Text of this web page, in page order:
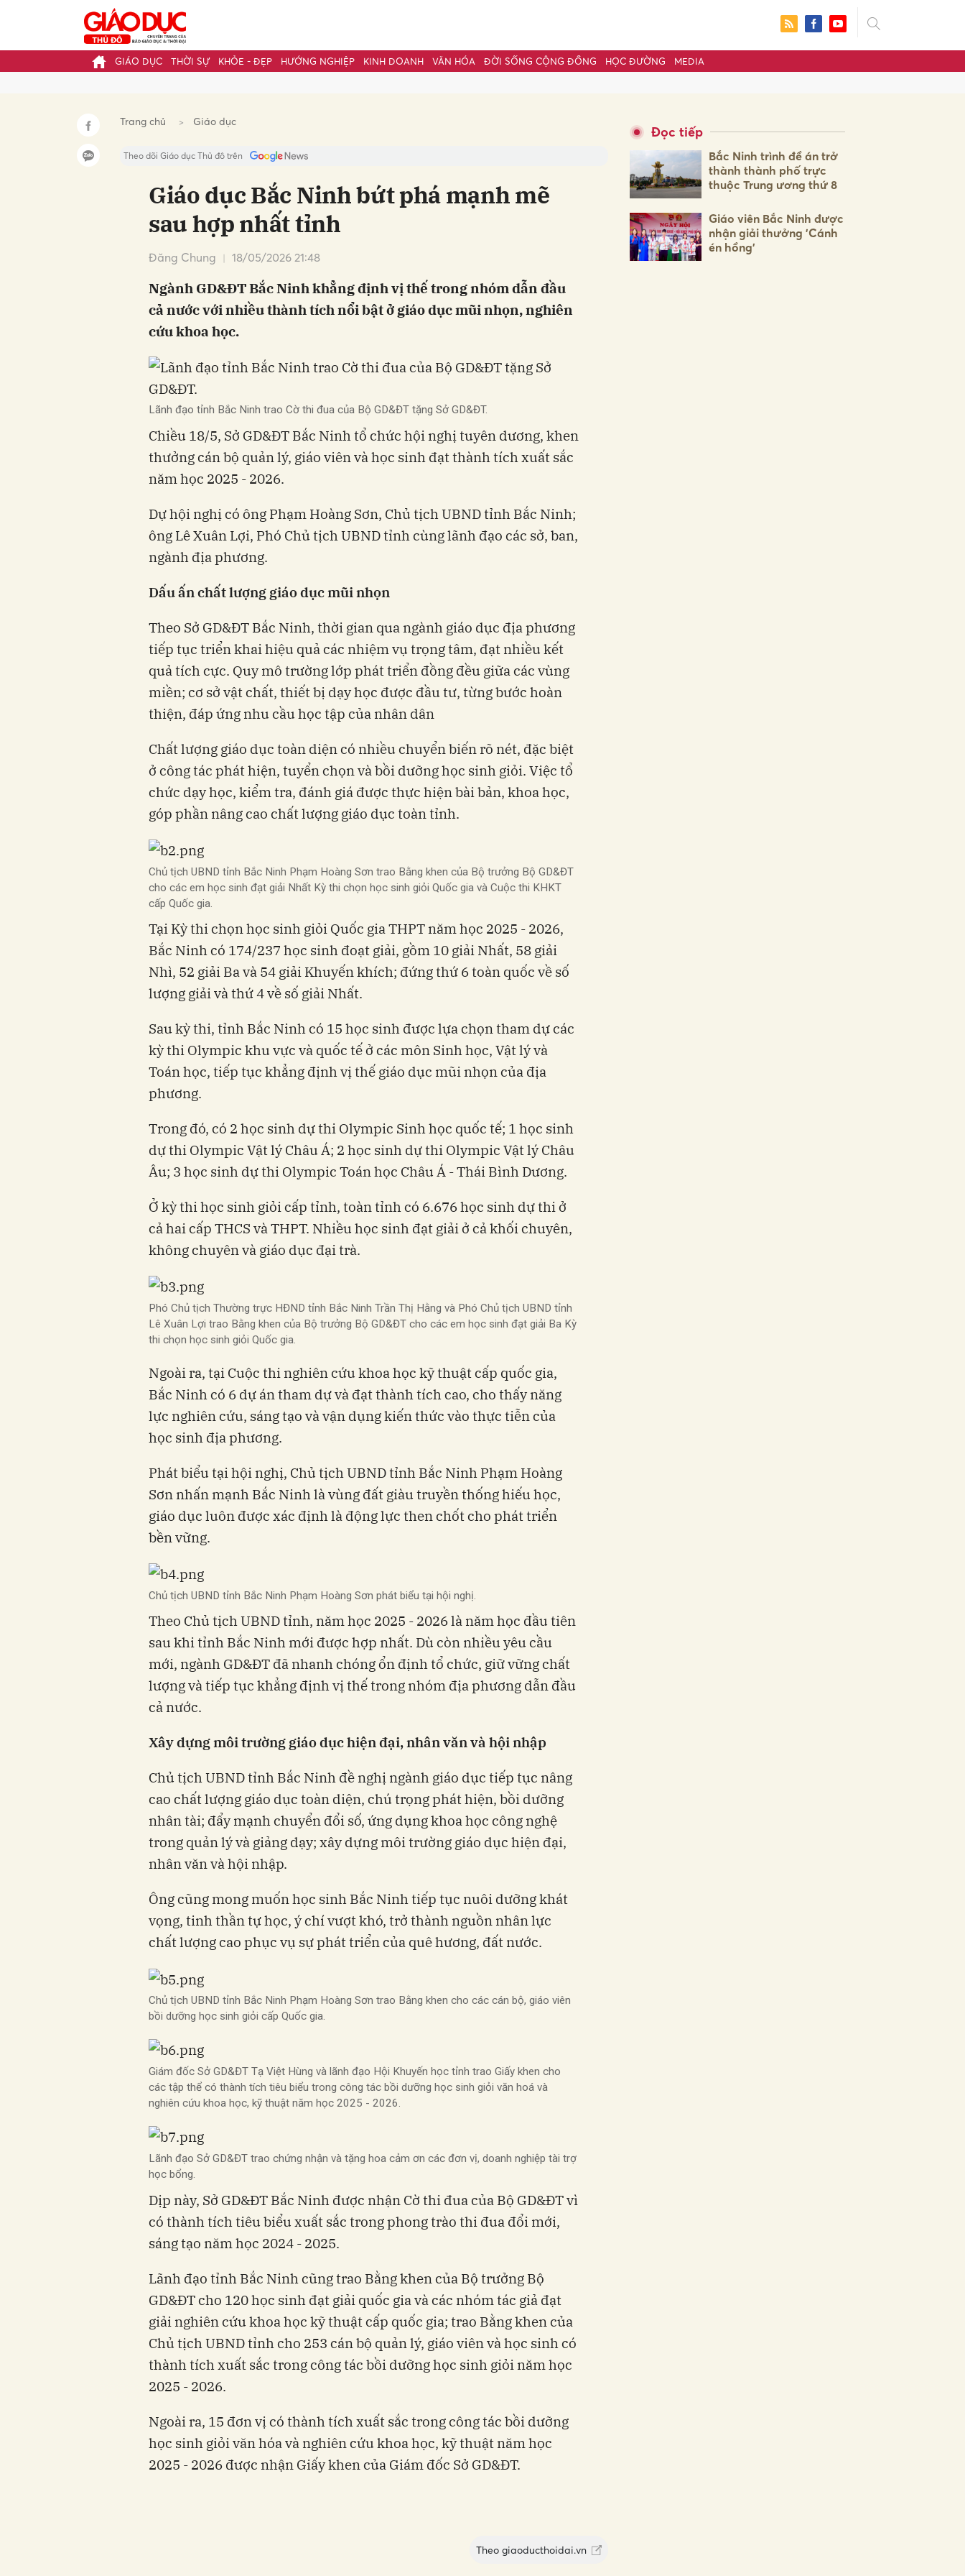
GIÁO DỤC THỜI SỰ KHỎE - ĐẸP HƯỚNG NGHIỆP KINH DOANH VĂN HÓA ĐỜI SỐNG CỘNG ĐỒNG HỌC ĐƯỜNG MEDIA
Trang chủ Giáo dục
Theo dõi Giáo dục Thủ đô trên
Giáo dục Bắc Ninh bứt phá mạnh mẽ
sau hợp nhất tỉnh
Đăng Chung 18/05/2026 21:48
Ngành GD&ĐT Bắc Ninh khẳng định vị thế trong nhóm dẫn đầu
cả nước với nhiều thành tích nổi bật ở giáo dục mũi nhọn, nghiên
cứu khoa học.
Lãnh đạo tỉnh Bắc Ninh trao Cờ thi đua của Bộ GD&ĐT tặng Sở GD&ĐT.
Chiều 18/5, Sở GD&ĐT Bắc Ninh tổ chức hội nghị tuyên dương, khen
thưởng cán bộ quản lý, giáo viên và học sinh đạt thành tích xuất sắc
năm học 2025 - 2026.
Dự hội nghị có ông Phạm Hoàng Sơn, Chủ tịch UBND tỉnh Bắc Ninh;
ông Lê Xuân Lợi, Phó Chủ tịch UBND tỉnh cùng lãnh đạo các sở, ban,
ngành địa phương.
Dấu ấn chất lượng giáo dục mũi nhọn
Theo Sở GD&ĐT Bắc Ninh, thời gian qua ngành giáo dục địa phương
tiếp tục triển khai hiệu quả các nhiệm vụ trọng tâm, đạt nhiều kết
quả tích cực. Quy mô trường lớp phát triển đồng đều giữa các vùng
miền; cơ sở vật chất, thiết bị dạy học được đầu tư, từng bước hoàn
thiện, đáp ứng nhu cầu học tập của nhân dân
Chất lượng giáo dục toàn diện có nhiều chuyển biến rõ nét, đặc biệt
ở công tác phát hiện, tuyển chọn và bồi dưỡng học sinh giỏi. Việc tổ
chức dạy học, kiểm tra, đánh giá được thực hiện bài bản, khoa học,
góp phần nâng cao chất lượng giáo dục toàn tỉnh.
Chủ tịch UBND tỉnh Bắc Ninh Phạm Hoàng Sơn trao Bằng khen của Bộ trưởng Bộ GD&ĐT
cho các em học sinh đạt giải Nhất Kỳ thi chọn học sinh giỏi Quốc gia và Cuộc thi KHKT
cấp Quốc gia.
Tại Kỳ thi chọn học sinh giỏi Quốc gia THPT năm học 2025 - 2026,
Bắc Ninh có 174/237 học sinh đoạt giải, gồm 10 giải Nhất, 58 giải
Nhì, 52 giải Ba và 54 giải Khuyến khích; đứng thứ 6 toàn quốc về số
lượng giải và thứ 4 về số giải Nhất.
Sau kỳ thi, tỉnh Bắc Ninh có 15 học sinh được lựa chọn tham dự các
kỳ thi Olympic khu vực và quốc tế ở các môn Sinh học, Vật lý và
Toán học, tiếp tục khẳng định vị thế giáo dục mũi nhọn của địa
phương.
Trong đó, có 2 học sinh dự thi Olympic Sinh học quốc tế; 1 học sinh
dự thi Olympic Vật lý Châu Á; 2 học sinh dự thi Olympic Vật lý Châu
Âu; 3 học sinh dự thi Olympic Toán học Châu Á - Thái Bình Dương.
Ở kỳ thi học sinh giỏi cấp tỉnh, toàn tỉnh có 6.676 học sinh dự thi ở
cả hai cấp THCS và THPT. Nhiều học sinh đạt giải ở cả khối chuyên,
không chuyên và giáo dục đại trà.
Phó Chủ tịch Thường trực HĐND tỉnh Bắc Ninh Trần Thị Hằng và Phó Chủ tịch UBND tỉnh
Lê Xuân Lợi trao Bằng khen của Bộ trưởng Bộ GD&ĐT cho các em học sinh đạt giải Ba Kỳ
thi chọn học sinh giỏi Quốc gia.
Ngoài ra, tại Cuộc thi nghiên cứu khoa học kỹ thuật cấp quốc gia,
Bắc Ninh có 6 dự án tham dự và đạt thành tích cao, cho thấy năng
lực nghiên cứu, sáng tạo và vận dụng kiến thức vào thực tiễn của
học sinh địa phương.
Phát biểu tại hội nghị, Chủ tịch UBND tỉnh Bắc Ninh Phạm Hoàng
Sơn nhấn mạnh Bắc Ninh là vùng đất giàu truyền thống hiếu học,
giáo dục luôn được xác định là động lực then chốt cho phát triển
bền vững.
Chủ tịch UBND tỉnh Bắc Ninh Phạm Hoàng Sơn phát biểu tại hội nghị.
Theo Chủ tịch UBND tỉnh, năm học 2025 - 2026 là năm học đầu tiên
sau khi tỉnh Bắc Ninh mới được hợp nhất. Dù còn nhiều yêu cầu
mới, ngành GD&ĐT đã nhanh chóng ổn định tổ chức, giữ vững chất
lượng và tiếp tục khẳng định vị thế trong nhóm địa phương dẫn đầu
cả nước.
Xây dựng môi trường giáo dục hiện đại, nhân văn và hội nhập
Chủ tịch UBND tỉnh Bắc Ninh đề nghị ngành giáo dục tiếp tục nâng
cao chất lượng giáo dục toàn diện, chú trọng phát hiện, bồi dưỡng
nhân tài; đẩy mạnh chuyển đổi số, ứng dụng khoa học công nghệ
trong quản lý và giảng dạy; xây dựng môi trường giáo dục hiện đại,
nhân văn và hội nhập.
Ông cũng mong muốn học sinh Bắc Ninh tiếp tục nuôi dưỡng khát
vọng, tinh thần tự học, ý chí vượt khó, trở thành nguồn nhân lực
chất lượng cao phục vụ sự phát triển của quê hương, đất nước.
Chủ tịch UBND tỉnh Bắc Ninh Phạm Hoàng Sơn trao Bằng khen cho các cán bộ, giáo viên
bồi dưỡng học sinh giỏi cấp Quốc gia.
Giám đốc Sở GD&ĐT Tạ Việt Hùng và lãnh đạo Hội Khuyến học tỉnh trao Giấy khen cho
các tập thể có thành tích tiêu biểu trong công tác bồi dưỡng học sinh giỏi văn hoá và
nghiên cứu khoa học, kỹ thuật năm học 2025 - 2026.
Lãnh đạo Sở GD&ĐT trao chứng nhận và tặng hoa cảm ơn các đơn vị, doanh nghiệp tài trợ
học bổng.
Dịp này, Sở GD&ĐT Bắc Ninh được nhận Cờ thi đua của Bộ GD&ĐT vì
có thành tích tiêu biểu xuất sắc trong phong trào thi đua đổi mới,
sáng tạo năm học 2024 - 2025.
Lãnh đạo tỉnh Bắc Ninh cũng trao Bằng khen của Bộ trưởng Bộ
GD&ĐT cho 120 học sinh đạt giải quốc gia và các nhóm tác giả đạt
giải nghiên cứu khoa học kỹ thuật cấp quốc gia; trao Bằng khen của
Chủ tịch UBND tỉnh cho 253 cán bộ quản lý, giáo viên và học sinh có
thành tích xuất sắc trong công tác bồi dưỡng học sinh giỏi năm học
2025 - 2026.
Ngoài ra, 15 đơn vị có thành tích xuất sắc trong công tác bồi dưỡng
học sinh giỏi văn hóa và nghiên cứu khoa học, kỹ thuật năm học
2025 - 2026 được nhận Giấy khen của Giám đốc Sở GD&ĐT.
Theo giaoducthoidai.vn
Đọc tiếp
Bắc Ninh trình đề án trở
thành thành phố trực
thuộc Trung ương thứ 8
Giáo viên Bắc Ninh được
nhận giải thưởng 'Cánh
én hồng'
Gửi bình luận